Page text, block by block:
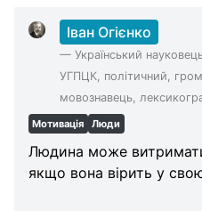
Іван Огієнко
—Український
УГПЦК, політичний,
мовознавець,
Мотивація Люди
Людина може
якщо вона вірить у